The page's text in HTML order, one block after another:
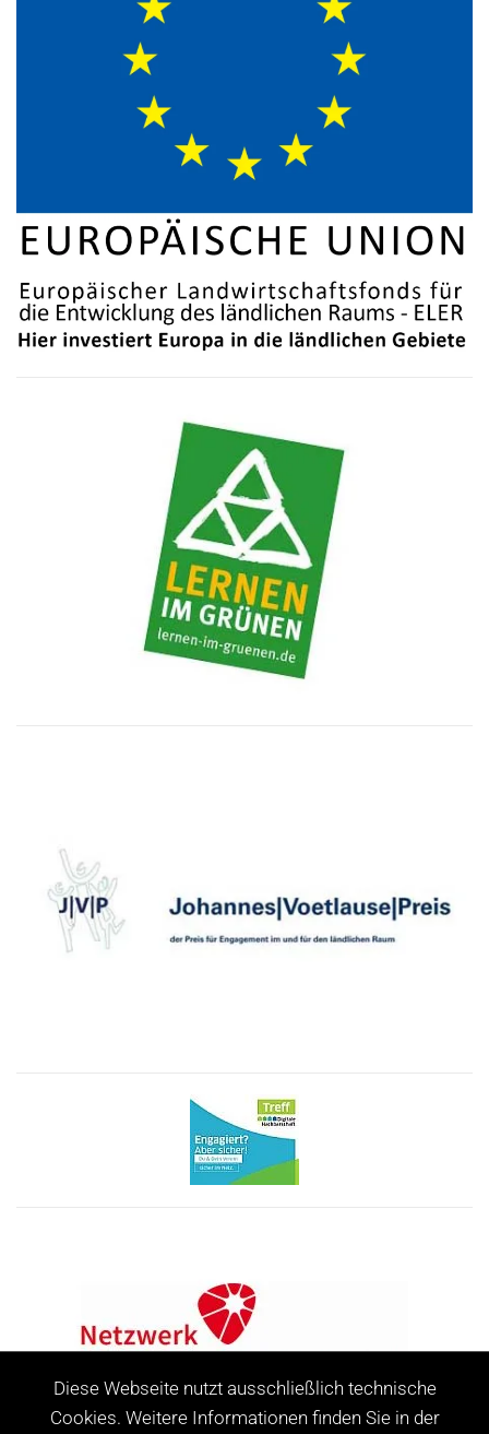
Diese Webseite nutzt ausschließlich technische
Cookies. Weitere Informationen finden Sie in der